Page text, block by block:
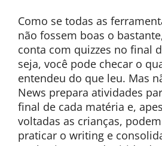
Como se todas as
não fossem boas o
conta com quizzes no final
seja, você pode checar o
entendeu do que leu. Mas
News prepara atividades
final de cada matéria e,
voltadas as crianças,
praticar o writing e